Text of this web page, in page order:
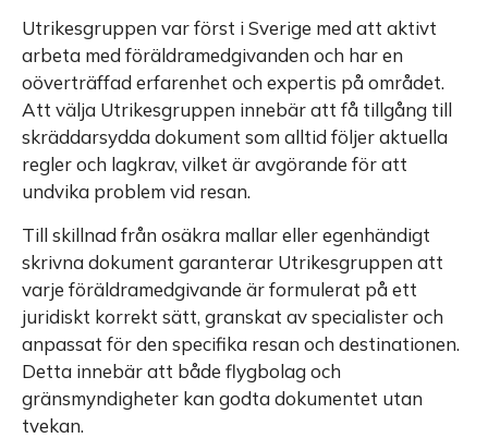
Utrikesgruppen var först i Sverige med att aktivt
arbeta med föräldramedgivanden och har en
oöverträffad erfarenhet och expertis på området.
Att välja Utrikesgruppen innebär att få tillgång till
skräddarsydda dokument som alltid följer aktuella
regler och lagkrav, vilket är avgörande för att
undvika problem vid resan.
Till skillnad från osäkra mallar eller egenhändigt
skrivna dokument garanterar Utrikesgruppen att
varje föräldramedgivande är formulerat på ett
juridiskt korrekt sätt, granskat av specialister och
anpassat för den specifika resan och destinationen.
Detta innebär att både flygbolag och
gränsmyndigheter kan godta dokumentet utan
tvekan.